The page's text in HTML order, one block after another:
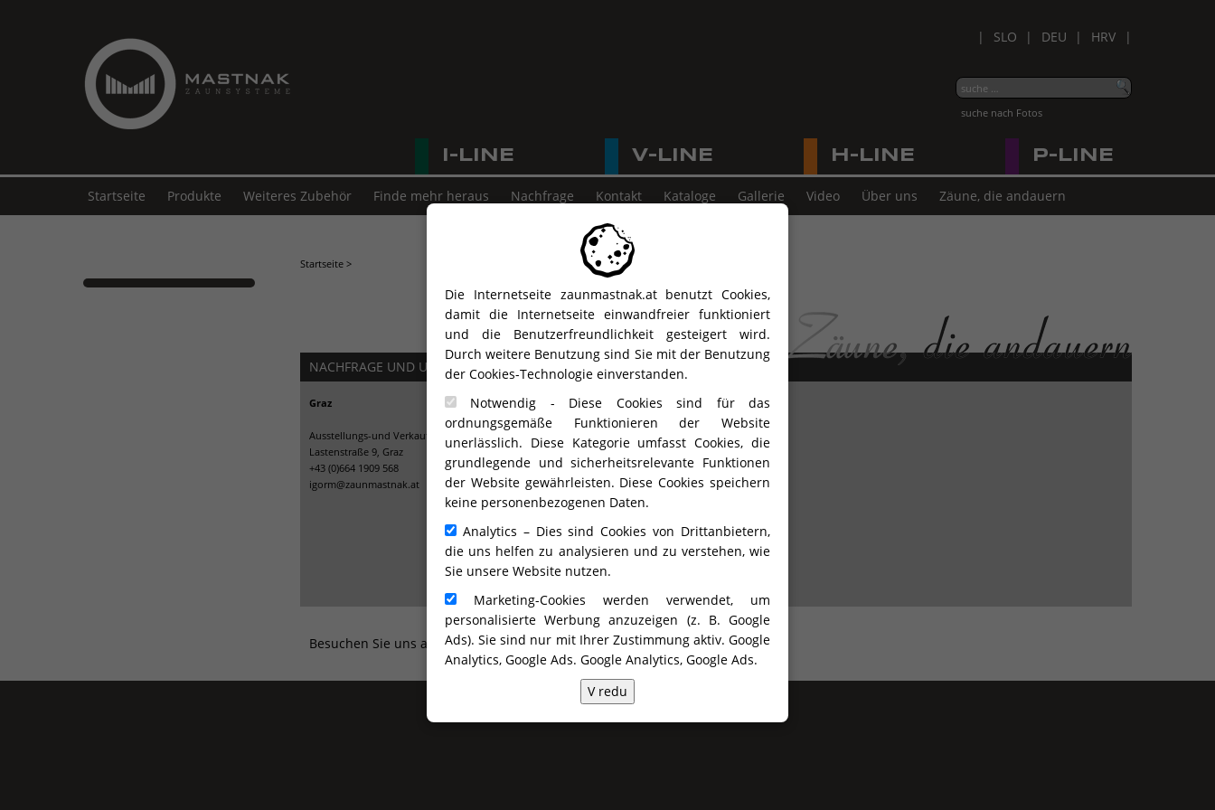
Die Internetseite zaunmastnak.at benutzt Cookies,
damit die Internetseite einwandfreier funktioniert
und die Benutzerfreundlichkeit gesteigert wird.
Durch weitere Benutzung sind Sie mit der Benutzung
der Cookies-Technologie einverstanden.
Notwendig - Diese Cookies sind für das
ordnungsgemäße Funktionieren der Website
unerlässlich. Diese Kategorie umfasst Cookies, die
grundlegende und sicherheitsrelevante Funktionen
der Website gewährleisten. Diese Cookies speichern
keine personenbezogenen Daten.
Analytics – Dies sind Cookies von Drittanbietern,
die uns helfen zu analysieren und zu verstehen, wie
Sie unsere Website nutzen.
Marketing-Cookies werden verwendet, um
personalisierte Werbung anzuzeigen (z. B. Google
Ads). Sie sind nur mit Ihrer Zustimmung aktiv. Google
Analytics, Google Ads. Google Analytics, Google Ads.
V redu
SLO DEU HRV
suche nach Fotos
I-LINE V-LINE H-LINE P-LINE
Startseite Produkte Weiteres Zubehör Finde mehr heraus Nachfrage Kontakt Kataloge Gallerie Video Über uns Zäune, die andauern
Startseite >
NACHFRAGE UND UNTERSTÜTZUNG
Graz
Ausstellungs-und Verkaufsplatz
Lastenstraße 9, Graz
+43 (0)664 1909 568
igorm@zaunmastnak.at
Maribor
Produktion und Verkauf
Cesta k Dravi 24, Maribor
+386 (0)2 46 00 100
+386 (0)41 792 076
igorm@zaunmastnak.at
Besuchen Sie uns auch: